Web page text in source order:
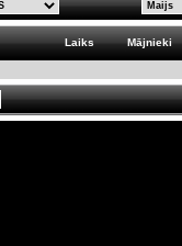
Laiks Mājnieki